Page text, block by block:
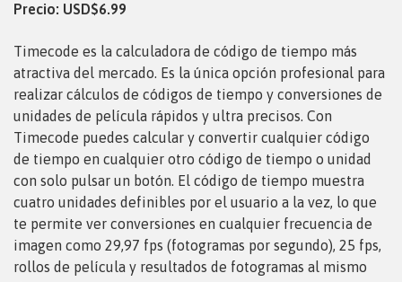
Precio: USD$6.99
Timecode es la calculadora de código de tiempo más
atractiva del mercado. Es la única opción profesional para
realizar cálculos de códigos de tiempo y conversiones de
unidades de película rápidos y ultra precisos. Con
Timecode puedes calcular y convertir cualquier código
de tiempo en cualquier otro código de tiempo o unidad
con solo pulsar un botón. El código de tiempo muestra
cuatro unidades definibles por el usuario a la vez, lo que
te permite ver conversiones en cualquier frecuencia de
imagen como 29,97 fps (fotogramas por segundo), 25 fps,
rollos de película y resultados de fotogramas al mismo